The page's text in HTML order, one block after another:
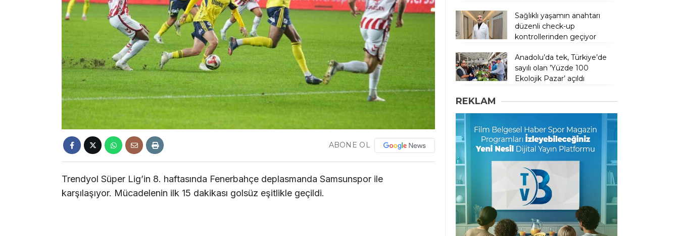
ABONE OL
Trendyol Süper Lig’in 8. haftasında Fenerbahçe deplasmanda Samsunspor ile
karşılaşıyor. Mücadelenin ilk 15 dakikası golsüz eşitlikle geçildi.
Sağlıklı yaşamın anahtarı
düzenli check-up
kontrollerinden geçiyor
Anadolu’da tek, Türkiye’de
sayılı olan ’Yüzde 100
Ekolojik Pazar’ açıldı
REKLAM